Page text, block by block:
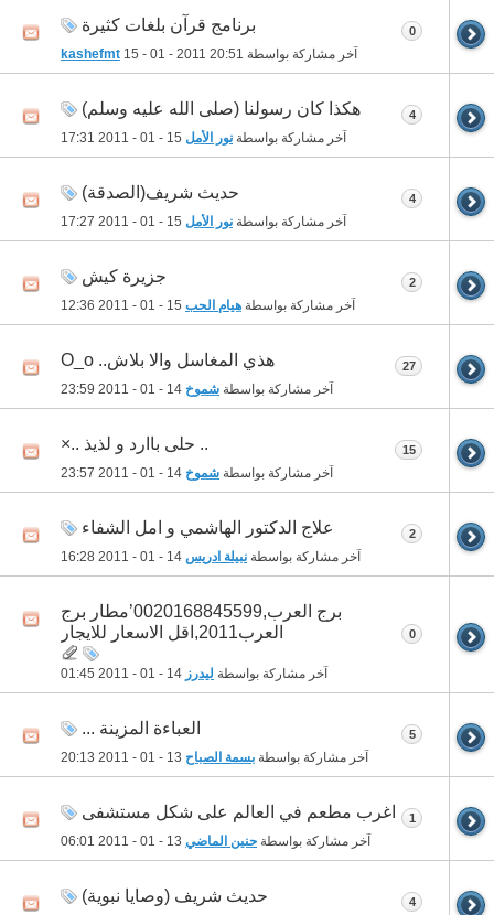
برنامج قرآن بلغات كثيرة
آخر مشاركة بواسطة kashefmt 15 - 01 - 2011 20:51
0
هكذا كان رسولنا (صلى الله عليه وسلم)
آخر مشاركة بواسطة نور الأمل 17:31
4
حديث شريف(الصدقة)
آخر مشاركة بواسطة نور الأمل 17:27
4
جزيرة كيش
آخر مشاركة بواسطة هيام الحب 12:36
2
هذي المغاسل والا بلاش.. O_o‎
آخر مشاركة بواسطة شموخ 23:59
27
.. حلى باارد و لذيذ ..×
آخر مشاركة بواسطة شموخ 23:57
15
علاج الدكتور الهاشمي و امل الشفاء
آخر مشاركة بواسطة نبيلة ادريس 16:28
2
برج العرب,0020168845599’مطار برج
العرب2011,اقل الاسعار للايجار
آخر مشاركة بواسطة ليدرز 01:45
0
العباءة المزينة ...
آخر مشاركة بواسطة بسمة الصباح 20:13
5
اغرب مطعم في العالم على شكل مستشفى
آخر مشاركة بواسطة حنين الماضي 06:01
1
حديث شريف (وصايا نبوية) 4